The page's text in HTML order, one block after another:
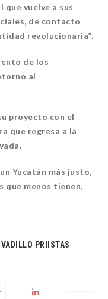
que vuelve a sus
de contacto
revolucionaria”.
de los
al
proyecto con el
que regresa a la
Yucatán más justo,
que menos tienen,
VADILLO PRIISTAS